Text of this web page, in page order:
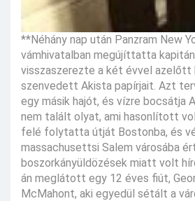
**Néhány nap után Panzram New
vámhivatalban megújíttatta
visszaszerezte a két évvel azelőtt
szenvedett Akista papírjait. Azt
egy másik hajót, és vízre bocsátja
nem talált olyat, ami hasonlított
felé folytatta útját Bostonba, és
massachusettsi Salem városába
boszorkányüldözések miatt volt
án meglátott egy 12 éves fiút,
McMahont, aki egyedül sétált a